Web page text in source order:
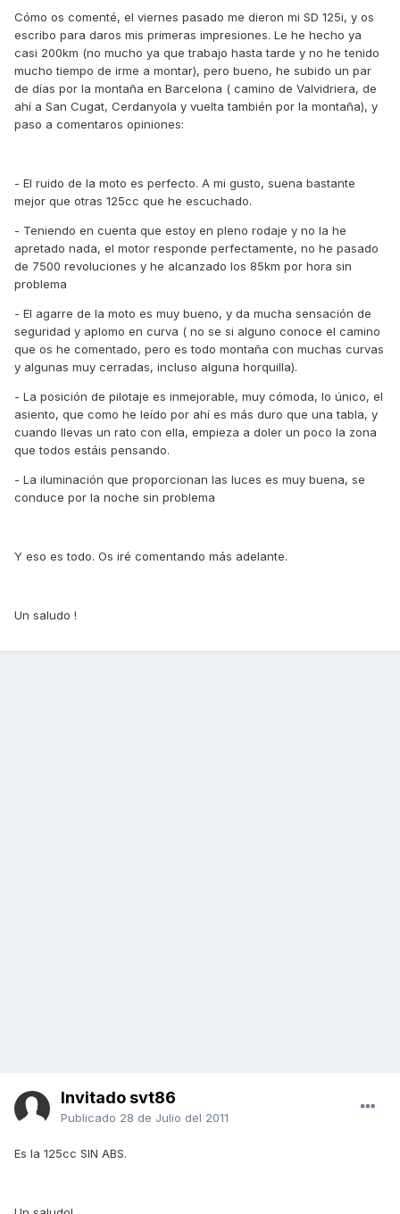
Cómo os comenté, el viernes pasado me dieron mi SD 125i, y os
escribo para daros mis primeras impresiones. Le he hecho ya
casi 200km (no mucho ya que trabajo hasta tarde y no he tenido
mucho tiempo de irme a montar), pero bueno, he subido un par
de días por la montaña en Barcelona ( camino de Valvidriera, de
ahí a San Cugat, Cerdanyola y vuelta también por la montaña), y
paso a comentaros opiniones:
- El ruido de la moto es perfecto. A mi gusto, suena bastante
mejor que otras 125cc que he escuchado.
- Teniendo en cuenta que estoy en pleno rodaje y no la he
apretado nada, el motor responde perfectamente, no he pasado
de 7500 revoluciones y he alcanzado los 85km por hora sin
problema
- El agarre de la moto es muy bueno, y da mucha sensación de
seguridad y aplomo en curva ( no se si alguno conoce el camino
que os he comentado, pero es todo montaña con muchas curvas
y algunas muy cerradas, incluso alguna horquilla).
- La posición de pilotaje es inmejorable, muy cómoda, lo único, el
asiento, que como he leído por ahí es más duro que una tabla, y
cuando llevas un rato con ella, empieza a doler un poco la zona
que todos estáis pensando.
- La iluminación que proporcionan las luces es muy buena, se
conduce por la noche sin problema
Y eso es todo. Os iré comentando más adelante.
Un saludo !
Invitado svt86
Publicado 28 de Julio del 2011
Es la 125cc SIN ABS.